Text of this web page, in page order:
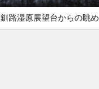
釧路湿原展望台からの眺め